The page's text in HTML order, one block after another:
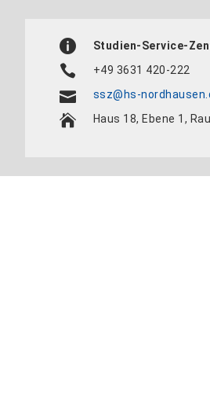
Studien-Service-
+49 3631 420-222
ssz@hs-
Haus 18, Ebene 1,